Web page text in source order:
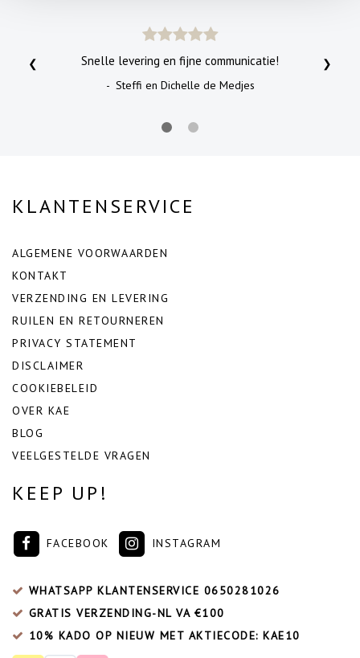
Snelle levering en fijne communicatie!
- Steffi en Dichelle de Medjes
❮ ❯
KLANTENSERVICE
ALGEMENE VOORWAARDEN
KONTAKT
VERZENDING EN LEVERING
RUILEN EN RETOURNEREN
PRIVACY STATEMENT
DISCLAIMER
COOKIEBELEID
OVER KAE
BLOG
VEELGESTELDE VRAGEN
KEEP UP!
FACEBOOK INSTAGRAM
WHATSAPP KLANTENSERVICE 0650281026
GRATIS VERZENDING-NL VA €100
10% KADO OP NIEUW MET AKTIECODE: KAE10